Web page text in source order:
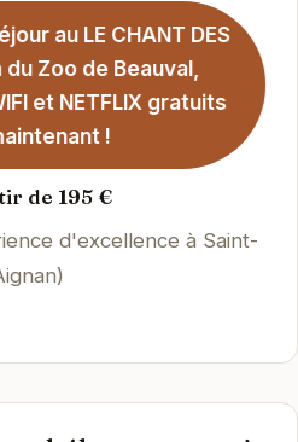
au LE CHANT DES
du Zoo de Beauval,
et NETFLIX gratuits
!
de 195 €
d'excellence à Saint-